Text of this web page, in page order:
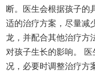
断。医生会根据孩子的
适的治疗方案，尽量减
龙，并配合其他治疗方
对孩子生长的影响。
况，必要时调整治疗方